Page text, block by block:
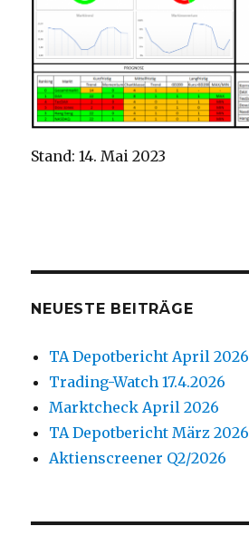
Stand: 14. Mai 2023
NEUESTE BEITRÄGE
TA Depotbericht April 2026
Trading-Watch 17.4.2026
Marktcheck April 2026
TA Depotbericht März 2026
Aktienscreener Q2/2026